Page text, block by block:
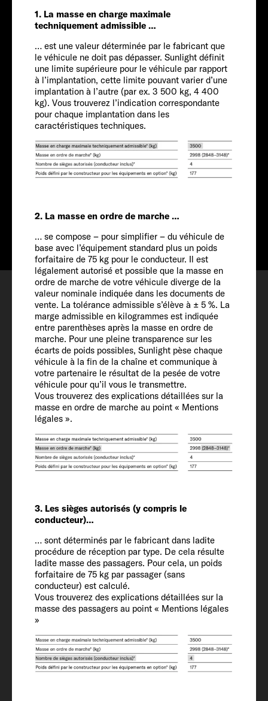
1. La masse en charge maximale
techniquement admissible …
… est une valeur déterminée par le fabricant que
le véhicule ne doit pas dépasser. Sunlight définit
une limite supérieure pour le véhicule par rapport
à l’implantation, cette limite pouvant varier d’une
implantation à l’autre (par ex. 3 500 kg, 4 400
kg). Vous trouverez l’indication correspondante
pour chaque implantation dans les
caractéristiques techniques.
2. La masse en ordre de marche …
… se compose – pour simplifier – du véhicule de
base avec l’équipement standard plus un poids
forfaitaire de 75 kg pour le conducteur. Il est
légalement autorisé et possible que la masse en
ordre de marche de votre véhicule diverge de la
valeur nominale indiquée dans les documents de
vente. La tolérance admissible s’élève à ± 5 %. La
marge admissible en kilogrammes est indiquée
entre parenthèses après la masse en ordre de
marche. Pour une pleine transparence sur les
écarts de poids possibles, Sunlight pèse chaque
véhicule à la fin de la chaîne et communique à
votre partenaire le résultat de la pesée de votre
véhicule pour qu’il vous le transmettre.
Vous trouverez des explications détaillées sur la
masse en ordre de marche au point « Mentions
légales ».
3. Les sièges autorisés (y compris le
conducteur)…
… sont déterminés par le fabricant dans ladite
procédure de réception par type. De cela résulte
ladite masse des passagers. Pour cela, un poids
forfaitaire de 75 kg par passager (sans
conducteur) est calculé.
Vous trouverez des explications détaillées sur la
masse des passagers au point « Mentions légales
»
CITROËN
Tarif à partir de
Info
Personnes
Taille
541 CM
Configurer
Rendez-vous
Favoris
Véhicule
Longueur / largeur / hauteur
541 / 205 / 261 / 281 OPT cm
190
Places carte grise (conducteur inclus)
Châssis / Motorisation / Puissance CEE
(ch)
Citroën Jumper / 2.2 / 103 (140)
Masse en ordre de marche (kg)*
2716 (2580 jusqu'à 2852)*